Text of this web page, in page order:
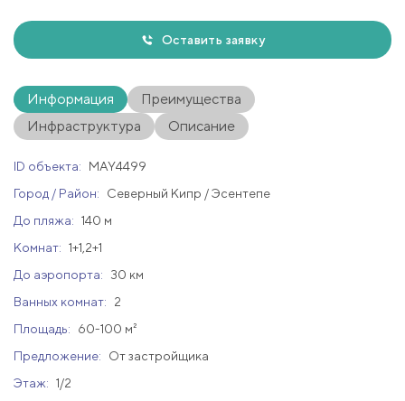
Оставить заявку
Информация
Преимущества
Инфраструктура
Описание
ID объекта:
MAY4499
Город / Район:
Северный Кипр / Эсентепе
До пляжа: 140 м
Комнат: 1+1,2+1
До аэропорта:
30 км
Ванных комнат:
2
Площадь:
60-100 м²
Предложение:
От застройщика
Этаж: 1/2